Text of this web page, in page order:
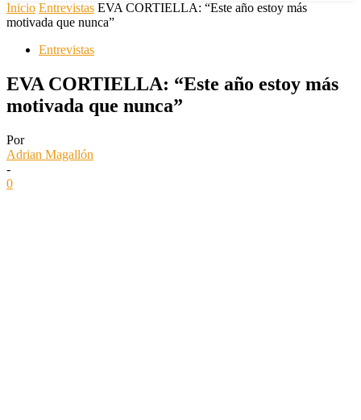
Inicio Entrevistas EVA CORTIELLA: “Este año estoy más
motivada que nunca”
Entrevistas
EVA CORTIELLA: “Este año estoy más
motivada que nunca”
Por
Adrian Magallón
-
0